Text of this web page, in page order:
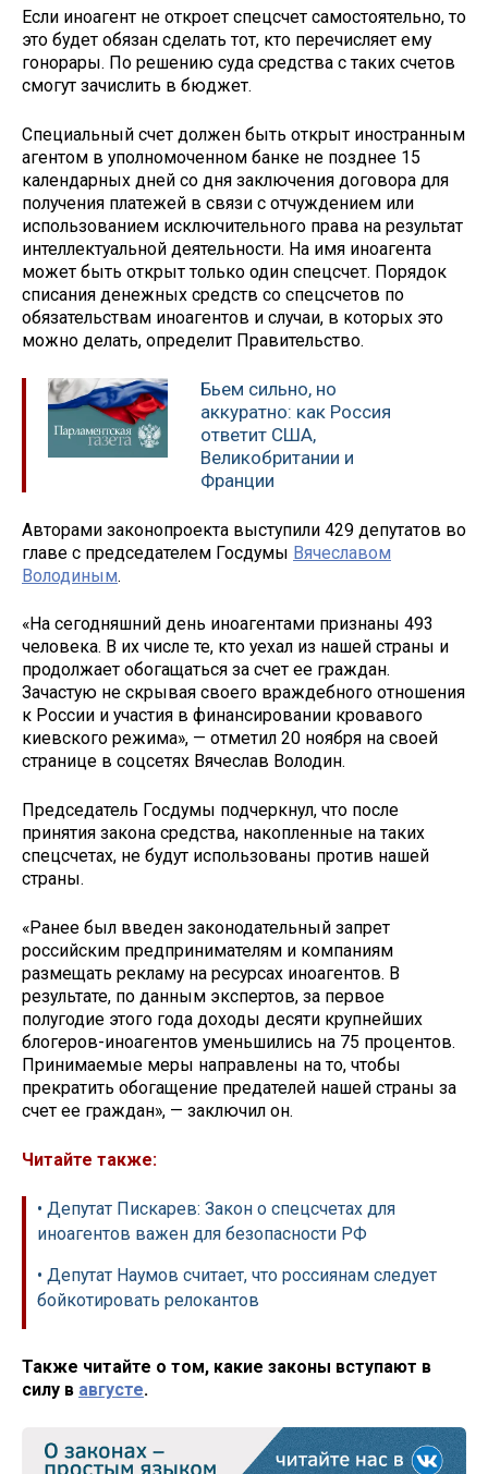
Если иноагент не откроет спецсчет самостоятельно, то
это будет обязан сделать тот, кто перечисляет ему
гонорары. По решению суда средства с таких счетов
смогут зачислить в бюджет.
Специальный счет должен быть открыт иностранным
агентом в уполномоченном банке не позднее 15
календарных дней со дня заключения договора для
получения платежей в связи с отчуждением или
использованием исключительного права на результат
интеллектуальной деятельности. На имя иноагента
может быть открыт только один спецсчет. Порядок
списания денежных средств со спецсчетов по
обязательствам иноагентов и случаи, в которых это
можно делать, определит Правительство.
Бьем сильно, но
аккуратно: как Россия
ответит США,
Великобритании и
Франции
Авторами законопроекта выступили 429 депутатов во
главе с председателем Госдумы Вячеславом
Володиным.
«На сегодняшний день иноагентами признаны 493
человека. В их числе те, кто уехал из нашей страны и
продолжает обогащаться за счет ее граждан.
Зачастую не скрывая своего враждебного отношения
к России и участия в финансировании кровавого
киевского режима», — отметил 20 ноября на своей
странице в соцсетях Вячеслав Володин.
Председатель Госдумы подчеркнул, что после
принятия закона средства, накопленные на таких
спецсчетах, не будут использованы против нашей
страны.
«Ранее был введен законодательный запрет
российским предпринимателям и компаниям
размещать рекламу на ресурсах иноагентов. В
результате, по данным экспертов, за первое
полугодие этого года доходы десяти крупнейших
блогеров-иноагентов уменьшились на 75 процентов.
Принимаемые меры направлены на то, чтобы
прекратить обогащение предателей нашей страны за
счет ее граждан», — заключил он.
Читайте также:
• Депутат Пискарев: Закон о спецсчетах для
иноагентов важен для безопасности РФ
• Депутат Наумов считает, что россиянам следует
бойкотировать релокантов
Также читайте о том, какие законы вступают в
силу в августе.